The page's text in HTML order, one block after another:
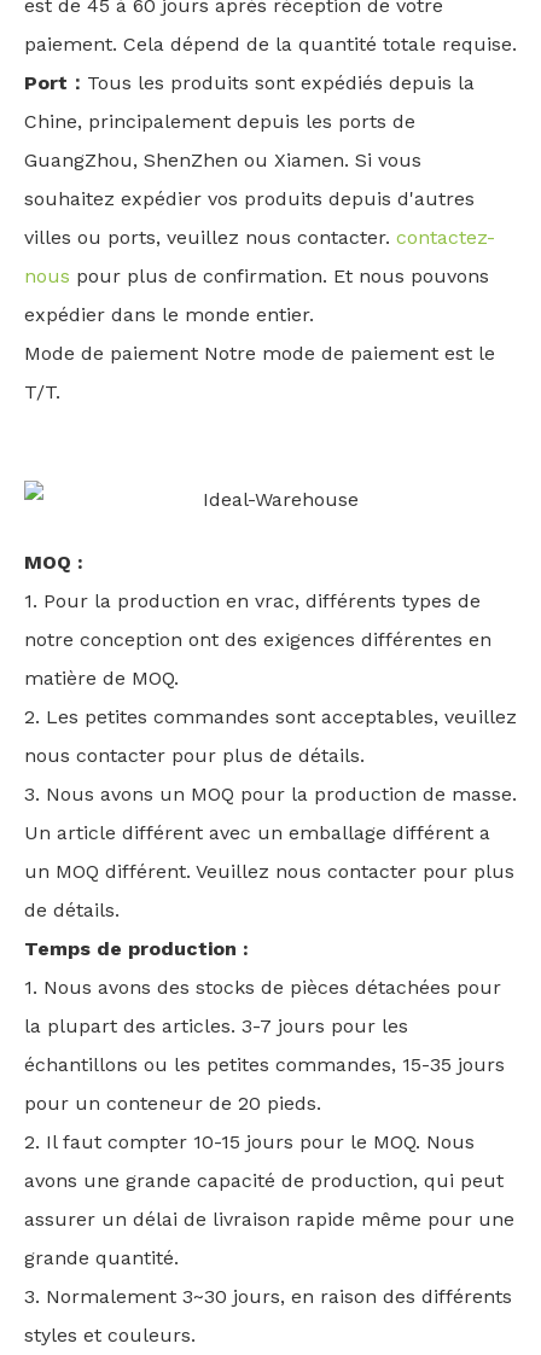
est de 45 à 60 jours après réception de votre
paiement. Cela dépend de la quantité totale requise.
Port： Tous les produits sont expédiés depuis la
Chine, principalement depuis les ports de
GuangZhou, ShenZhen ou Xiamen. Si vous
souhaitez expédier vos produits depuis d'autres
villes ou ports, veuillez nous contacter. contactez-
nous pour plus de confirmation. Et nous pouvons
expédier dans le monde entier.
Mode de paiement Notre mode de paiement est le
T/T.
MOQ :
1. Pour la production en vrac, différents types de
notre conception ont des exigences différentes en
matière de MOQ.
2. Les petites commandes sont acceptables, veuillez
nous contacter pour plus de détails.
3. Nous avons un MOQ pour la production de masse.
Un article différent avec un emballage différent a
un MOQ différent. Veuillez nous contacter pour plus
de détails.
Temps de production :
1. Nous avons des stocks de pièces détachées pour
la plupart des articles. 3-7 jours pour les
échantillons ou les petites commandes, 15-35 jours
pour un conteneur de 20 pieds.
2. Il faut compter 10-15 jours pour le MOQ. Nous
avons une grande capacité de production, qui peut
assurer un délai de livraison rapide même pour une
grande quantité.
3. Normalement 3~30 jours, en raison des différents
styles et couleurs.